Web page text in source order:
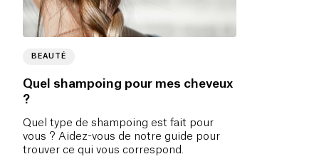
BEAUTÉ
Quel shampoing pour mes cheveux
?
Quel type de shampoing est fait pour
vous ? Aidez-vous de notre guide pour
trouver ce qui vous correspond.